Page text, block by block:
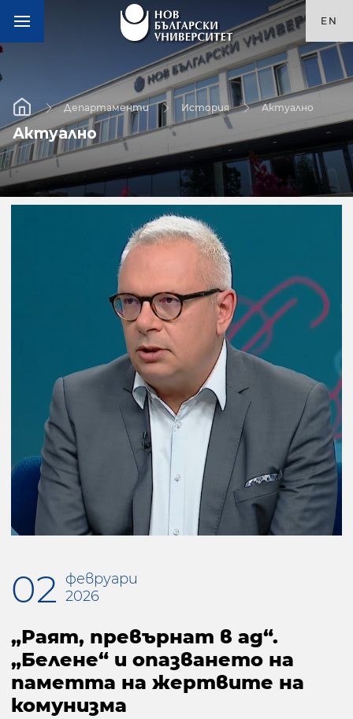
EN
Департаменти История Актуално
Актуално
02 февруари
2026
„Раят, превърнат в ад“.
„Белене“ и опазването на
паметта на жертвите на
комунизма